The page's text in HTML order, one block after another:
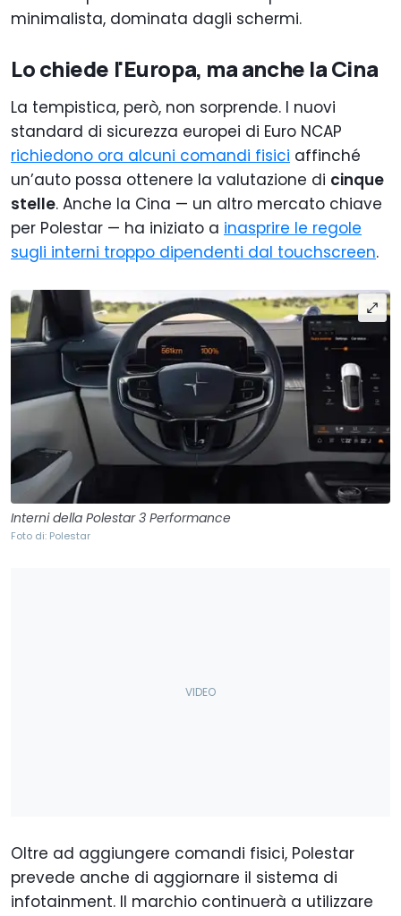
minimalista, dominata dagli schermi.
Lo chiede l'Europa, ma anche la Cina
La tempistica, però, non sorprende. I nuovi
standard di sicurezza europei di Euro NCAP
richiedono ora alcuni comandi fisici affinché
un’auto possa ottenere la valutazione di cinque
stelle. Anche la Cina — un altro mercato chiave
per Polestar — ha iniziato a inasprire le regole
sugli interni troppo dipendenti dal touchscreen.
Interni della Polestar 3 Performance
Foto di: Polestar
Oltre ad aggiungere comandi fisici, Polestar
prevede anche di aggiornare il sistema di
infotainment. Il marchio continuerà a utilizzare